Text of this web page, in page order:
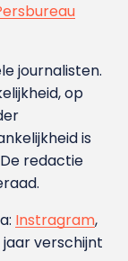
journalisten.
op
is
redactie
Instragram,
jaar verschijnt